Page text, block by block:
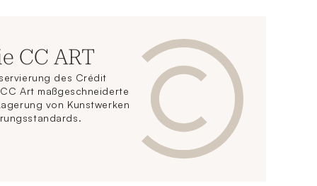
CC ART
des Crédit
Art maßgeschneiderte
von Kunstwerken